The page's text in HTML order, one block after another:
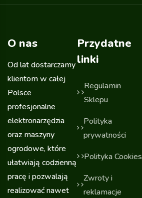
O nas
Od lat dostarczamy
klientom w całej
Polsce
profesjonalne
elektronarzędzia
oraz maszyny
ogrodowe, które
ułatwiają codzienną
pracę i pozwalają
realizować nawet
Przydatne
linki
Regulamin
Sklepu
Polityka
prywatności
Polityka Cookies
Zwroty i
reklamacje